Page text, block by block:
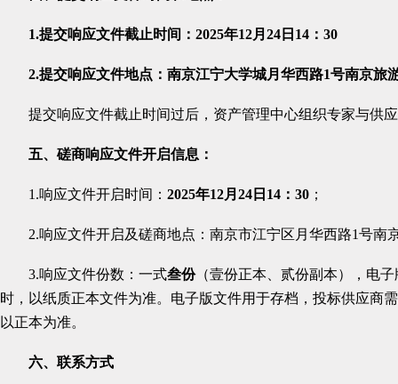
1.提交响应文件截止时间：2025年12月 24 日 14 ： 30
2.提交响应文件地点：南京江宁大学城月华西路1号南京旅
提交响应文件截止时间过后，资产管理中心组织专家与供
五、磋商响应文件开启信息：
1.响应文件开启时间： 2025年12月24日14：30 ；
2.响应文件开启及磋商地点：南京市江宁区月华西路1号南
3.响应文件份数： 一式叁份（壹份正本、 贰份副本）， 电子
时，以纸质正本文件为准。电子版文件用于存档，投标供应商
以正本为准。
六、联系方式